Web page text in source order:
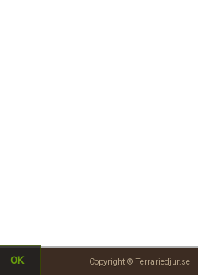
Copyright © Terrariedjur.se
OK